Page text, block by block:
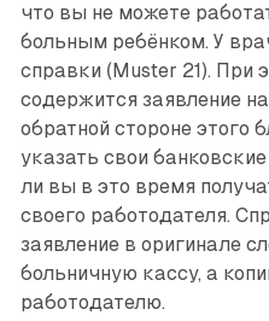
что вы не можете
больным ребёнком. У
справки (Muster 21). При
содержится заявление
обратной стороне
указать свои
ли вы в это время
своего работодателя.
заявление в оригинале
больничную кассу, а
работодателю.